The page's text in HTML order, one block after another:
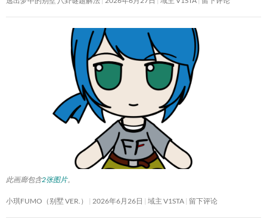
此画廊包含2张图片。
小琪FUMO（别墅 VER.） 2026年6月26日 域主 V1STA 留下评论